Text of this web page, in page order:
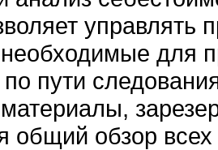
управлять
для
пути
общий обзор